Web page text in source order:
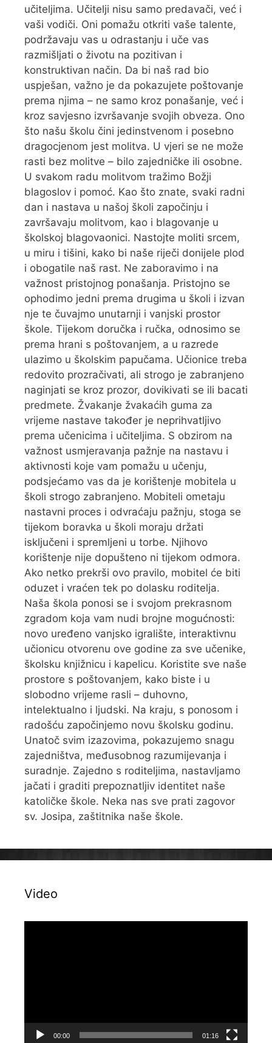
učiteljima. Učitelji nisu samo predavači, već i
vaši vodiči. Oni pomažu otkriti vaše talente,
podržavaju vas u odrastanju i uče vas
razmišljati o životu na pozitivan i
konstruktivan način. Da bi naš rad bio
uspješan, važno je da pokazujete poštovanje
prema njima – ne samo kroz ponašanje, već i
kroz savjesno izvršavanje svojih obveza. Ono
što našu školu čini jedinstvenom i posebno
dragocjenom jest molitva. U vjeri se ne može
rasti bez molitve – bilo zajedničke ili osobne.
U svakom radu molitvom tražimo Božji
blagoslov i pomoć. Kao što znate, svaki radni
dan i nastava u našoj školi započinju i
završavaju molitvom, kao i blagovanje u
školskoj blagovaonici. Nastojte moliti srcem,
u miru i tišini, kako bi naše riječi donijele plod
i obogatile naš rast. Ne zaboravimo i na
važnost pristojnog ponašanja. Pristojno se
ophodimo jedni prema drugima u školi i izvan
nje te čuvajmo unutarnji i vanjski prostor
škole. Tijekom doručka i ručka, odnosimo se
prema hrani s poštovanjem, a u razrede
ulazimo u školskim papučama. Učionice treba
redovito prozračivati, ali strogo je zabranjeno
naginjati se kroz prozor, dovikivati se ili bacati
predmete. Žvakanje žvakaćih guma za
vrijeme nastave također je neprihvatljivo
prema učenicima i učiteljima. S obzirom na
važnost usmjeravanja pažnje na nastavu i
aktivnosti koje vam pomažu u učenju,
podsjećamo vas da je korištenje mobitela u
školi strogo zabranjeno. Mobiteli ometaju
nastavni proces i odvraćaju pažnju, stoga se
tijekom boravka u školi moraju držati
isključeni i spremljeni u torbe. Njihovo
korištenje nije dopušteno ni tijekom odmora.
Ako netko prekrši ovo pravilo, mobitel će biti
oduzet i vraćen tek po dolasku roditelja.
Naša škola ponosi se i svojom prekrasnom
zgradom koja vam nudi brojne mogućnosti:
novo uređeno vanjsko igralište, interaktivnu
učionicu otvorenu ove godine za sve učenike,
školsku knjižnicu i kapelicu. Koristite sve naše
prostore s poštovanjem, kako biste i u
slobodno vrijeme rasli – duhovno,
intelektualno i ljudski. Na kraju, s ponosom i
radošću započinjemo novu školsku godinu.
Unatoč svim izazovima, pokazujemo snagu
zajedništva, međusobnog razumijevanja i
suradnje. Zajedno s roditeljima, nastavljamo
jačati i graditi prepoznatljiv identitet naše
katoličke škole. Neka nas sve prati zagovor
sv. Josipa, zaštitnika naše škole.
Video
00:00 01:16